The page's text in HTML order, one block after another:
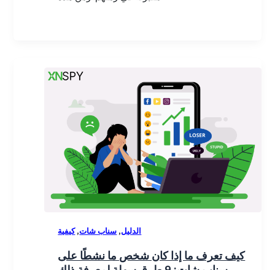
الدليل, سناب شات,كيفية
كيف تعرف ما إذا كان شخص ما نشطًا على